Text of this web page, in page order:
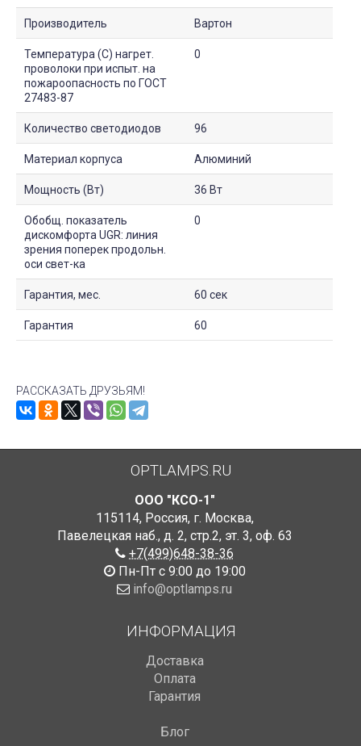
Производитель Вартон
Температура (С) нагрет.
проволоки при испыт. на
пожароопасность по ГОСТ
27483-87
0
Количество светодиодов 96
Материал корпуса Алюминий
Мощность (Вт) 36 Вт
Обобщ. показатель
дискомфорта UGR: линия
зрения поперек продольн.
оси свет-ка
0
Гарантия, мес. 60 сек
Гарантия 60
РАССКАЗАТЬ ДРУЗЬЯМ!
OPTLAMPS.RU
ООО "КСО-1"
115114, Россия, г. Москва,
Павелецкая наб., д. 2, стр.2, эт. 3, оф. 63
+7(499)648-38-36
Пн-Пт с 9:00 до 19:00
info@optlamps.ru
ИНФОРМАЦИЯ
Доставка
Оплата
Гарантия
Блог